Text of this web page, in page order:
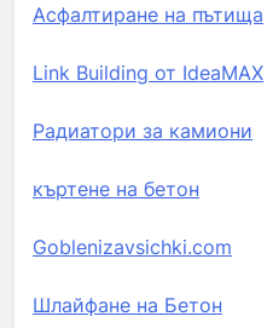
Асфалтиране на пътища
Link Building от IdeaMAX
Радиатори за камиони
къртене на бетон
Goblenizavsichki.com
Шлайфане на Бетон